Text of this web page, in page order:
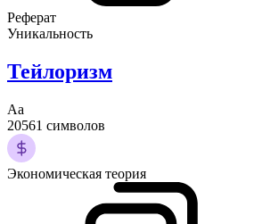
Реферат
Уникальность
Тейлоризм
Аа
20561 символов
Экономическая теория